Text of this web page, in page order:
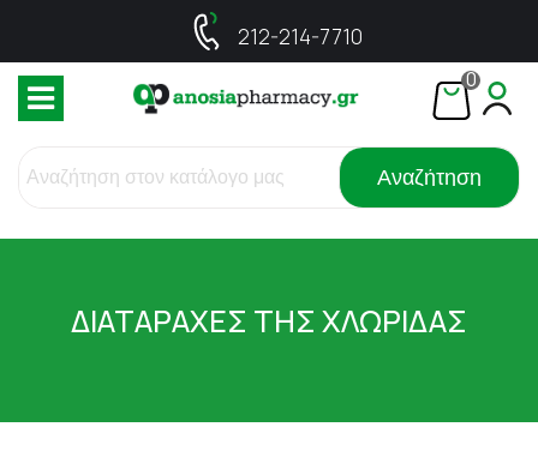
212-214-7710
0
Αναζήτηση
ΔΙΑΤΑΡΑΧΕΣ ΤΗΣ ΧΛΩΡΙΔΑΣ